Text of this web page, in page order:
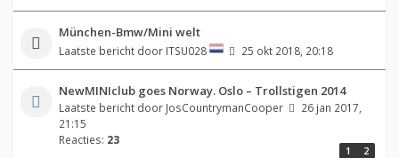
München-Bmw/Mini welt
Laatste bericht door ITSU028 25 okt 2018, 20:18
NewMINIclub goes Norway. Oslo – Trollstigen 2014
Laatste bericht door JosCountrymanCooper
26 jan 2017,
21:15
Reacties: 23
1 2